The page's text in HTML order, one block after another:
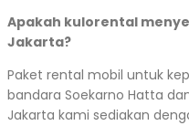
Apakah kulorental
Jakarta?
Paket rental mobil untuk
bandara Soekarno Hatta
Jakarta kami sediakan